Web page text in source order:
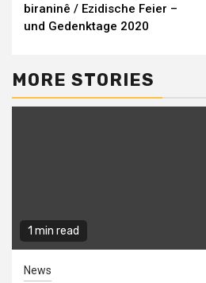
biraninê / Ezidische Feier –
und Gedenktage 2020
MORE STORIES
1 min read
News